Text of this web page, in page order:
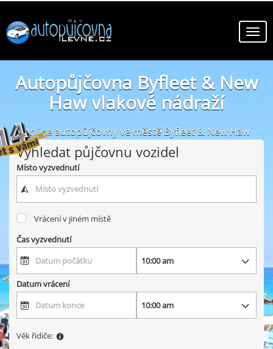
Autopůjčovna Byfleet & New
Haw vlakové nádraží
online autopůjčovny ve městě Byfleet & New Haw
vlakové nádraží
Vyhledat půjčovnu vozidel
Místo vyzvednutí
Vrácení v jiném místě
Čas vyzvednutí
Datum vrácení
Věk řidiče: